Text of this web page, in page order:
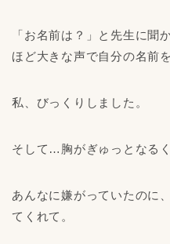
「お名前は？」と先生に聞
ほど大きな声で自分の名前
私、びっくりしました。
そして…胸がぎゅっとなる
あんなに嫌がっていたのに
てくれて。